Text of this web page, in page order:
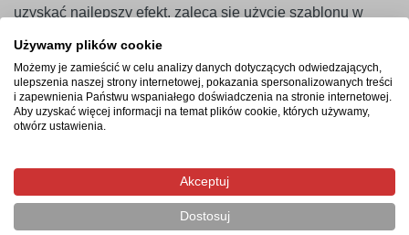
uzyskać najlepszy efekt, zaleca się użycie szablonu w
Ważne! Szablony najlepiej przylegają do gładkich i
niepylących powierzchni. W przypadku ścian pokrytych
farbami o wysokiej zawartości lateksu (np. ceramicznymi,
ponosi odpowiedzialności za nieprawidłowe zastosowanie
produktu. Szablon należy montować minimum 14 dni po
malowaniu ścian.
Używamy plików cookie
Możemy je zamieścić w celu analizy danych dotyczących odwiedzających,
ulepszenia naszej strony internetowej, pokazania spersonalizowanych treści
i zapewnienia Państwu wspaniałego doświadczenia na stronie internetowej.
Aby uzyskać więcej informacji na temat plików cookie, których używamy,
otwórz ustawienia.
Akceptuj
Dostosuj